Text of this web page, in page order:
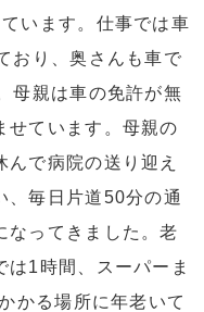
います。仕事では車
おり、奥さんも車で
母親は車の免許が無
せています。母親の
で病院の送り迎え
、毎日片道50分の通
なってきました。老
は1時間、スーパーま
かる場所に年老いて